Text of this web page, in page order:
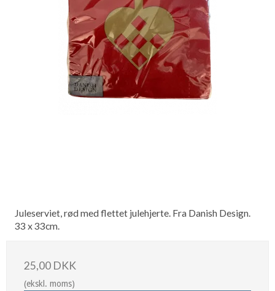
Juleserviet, rød med flettet julehjerte. Fra Danish Design.
33 x 33cm.
25,00 DKK
(ekskl. moms)